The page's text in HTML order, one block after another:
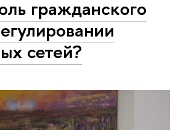
гражданского
сетей?